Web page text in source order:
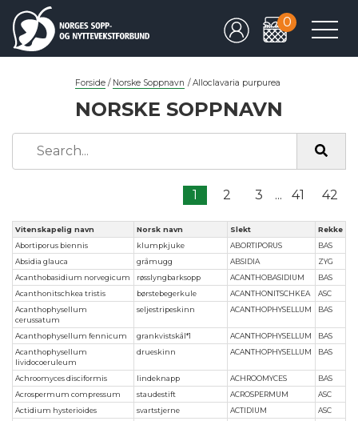
0
Forside / Norske Soppnavn / Alloclavaria purpurea
NORSKE SOPPNAVN
1 2 3 ... 41 42
Vitenskapelig navn Norsk navn Slekt
Rekke
Abortiporus biennis
klumpkjuke ABORTIPORUS
BAS
Absidia glauca
gråmugg ABSIDIA
ZYG
Acanthobasidium norvegicum
røsslyngbarksopp ACANTHOBASIDIUM
BAS
Acanthonitschkea tristis
børstebegerkule ACANTHONITSCHKEA
ASC
Acanthophysellum
cerussatum
seljestripeskinn ACANTHOPHYSELLUM BAS
Acanthophysellum fennicum grankvistskål*1 ACANTHOPHYSELLUM
BAS
Acanthophysellum
lividocoeruleum
drueskinn ACANTHOPHYSELLUM BAS
Achroomyces disciformis lindeknapp ACHROOMYCES
BAS
Acrospermum compressum
staudestift ACROSPERMUM
ASC
Actidium hysterioides
svartstjerne ACTIDIUM
ASC